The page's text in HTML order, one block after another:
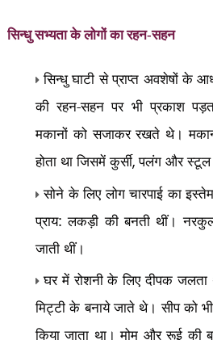
सिन्धु सभ्यता के लोगों कारहन-सहन
सिन्धु घाटी से प्राप्त अवशेषों के
की रहन-सहन पर भी प्रकाश
मकानों को सजाकर रखते थे।
होता था जिसमें कुर्सी,पलंग और स्टूल
सोने के लिए लोग चारपाई का
प्राय: लकड़ी की बनती थीं।
जाती थीं।
घर में रोशनी के लिए दीपक
मिट्टी के बनाये जाते थे। सीप को
किया जाता था। मोम और रूई की